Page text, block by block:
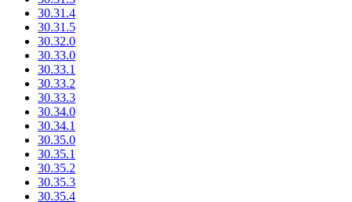
30.31.4
30.31.5
30.32.0
30.33.0
30.33.1
30.33.2
30.33.3
30.34.0
30.34.1
30.35.0
30.35.1
30.35.2
30.35.3
30.35.4